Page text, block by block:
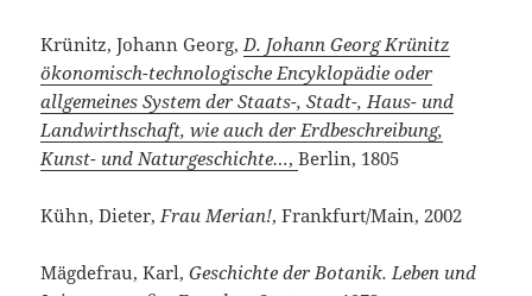
Krünitz, Johann Georg, D. Johann Georg Krünitz
ökonomisch-technologische Encyklopädie oder
allgemeines System der Staats-, Stadt-, Haus- und
Landwirthschaft, wie auch der Erdbeschreibung,
Kunst- und Naturgeschichte…,Berlin, 1805
Kühn, Dieter, Frau Merian!, Frankfurt/Main, 2002
Mägdefrau, Karl,Geschichte der Botanik. Leben und